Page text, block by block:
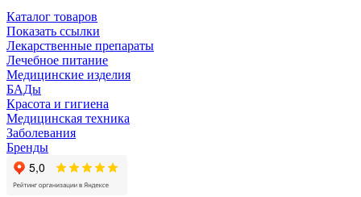
Каталог товаров
Показать ссылки
Лекарственные препараты
Лечебное питание
Медицинские изделия
БАДы
Красота и гигиена
Медицинская техника
Заболевания
Бренды